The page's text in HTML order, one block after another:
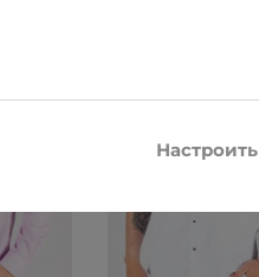
Настроить